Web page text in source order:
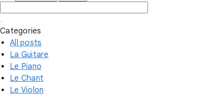
Categories
All posts
La Guitare
Le Piano
Le Chant
Le Violon